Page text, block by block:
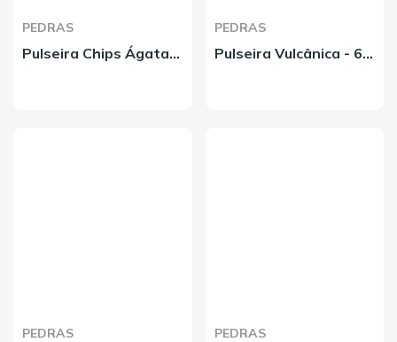
PEDRAS
Pulseira Chips Ágata Cornalina
PEDRAS
Pulseira Vulcânica - 6mm
PEDRAS PEDRAS